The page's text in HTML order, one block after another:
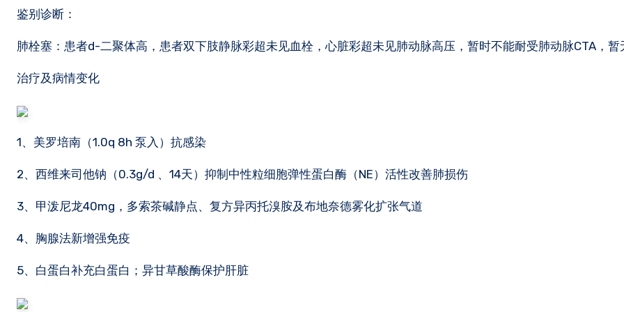
鉴别诊断：
肺栓塞：患者d-二聚体高，患者双下肢静脉彩超未见血栓，心脏彩超未见肺动脉高压，暂时不能耐受肺动脉CTA，暂
治疗及病情变化
1、美罗培南（1.0q 8h 泵入）抗感染
2、西维来司他钠（0.3g/d 、14天）抑制中性粒细胞弹性蛋白酶（NE）活性改善肺损伤
3、甲泼尼龙40mg，多索茶碱静点、复方异丙托溴胺及布地奈德雾化扩张气道
4、胸腺法新增强免疫
5、白蛋白补充白蛋白；异甘草酸酶保护肝脏